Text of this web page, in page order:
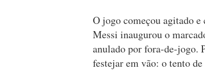
O jogo começou agitado
Messi inaugurou o
anulado por fora-de-jogo.
festejar em vão: o tento